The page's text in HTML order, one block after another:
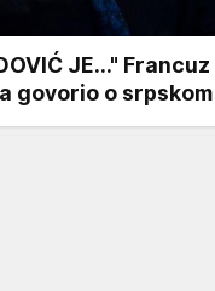
JE..."
govorio o